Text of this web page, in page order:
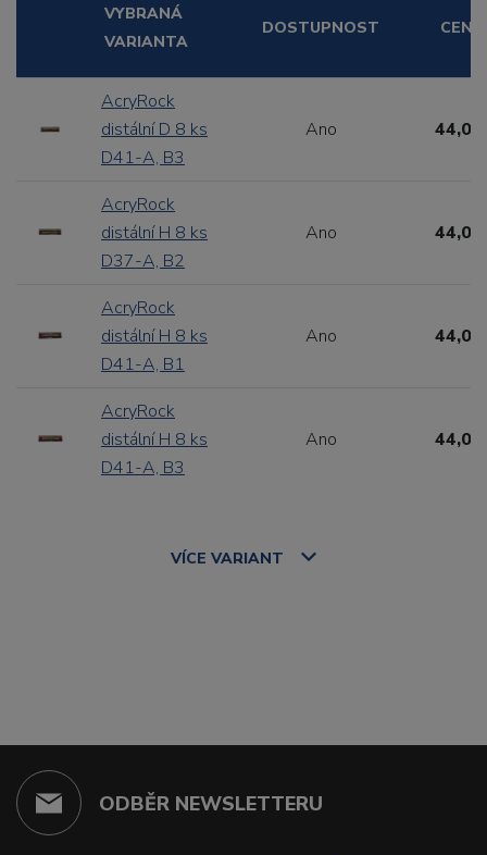
VYBRANÁ
VARIANTA
DOSTUPNOST CENA
AcryRock
distální D 8 ks
D41-A, B3
Ano 44,00
AcryRock
distální H 8 ks
D37-A, B2
Ano 44,00
AcryRock
distální H 8 ks
D41-A, B1
Ano 44,00
AcryRock
distální H 8 ks
D41-A, B3
Ano 44,00
VÍCE VARIANT
ODBĚR NEWSLETTERU